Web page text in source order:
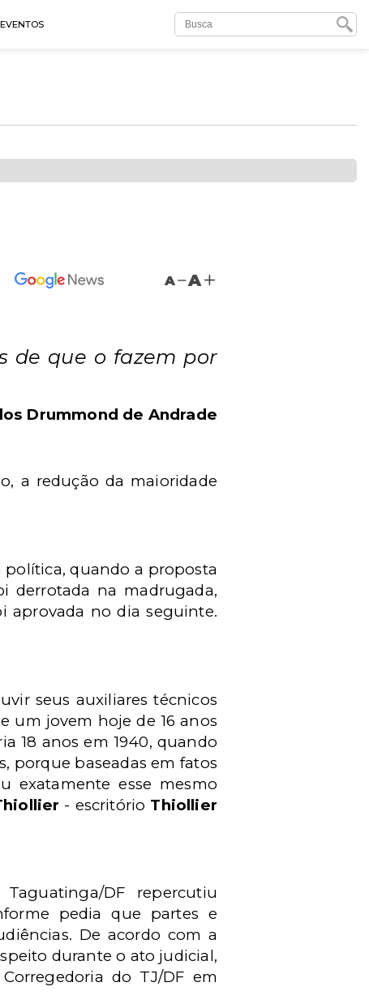
EVENTOS
A A
de que o fazem por
Drummond de Andrade
a redução da maioridade
política, quando a proposta
derrotada na madrugada,
aprovada no dia seguinte.
seus auxiliares técnicos
um jovem hoje de 16 anos
18 anos em 1940, quando
porque baseadas em fatos
exatamente esse mesmo
- escritório Thiollier
DF repercutiu
pedia que partes e
De acordo com a
durante o ato judicial,
do TJ/DF em